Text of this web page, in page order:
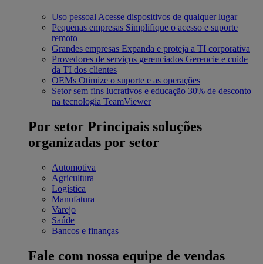
Uso pessoal Acesse dispositivos de qualquer lugar
Pequenas empresas Simplifique o acesso e suporte
remoto
Grandes empresas Expanda e proteja a TI corporativa
Provedores de serviços gerenciados Gerencie e cuide
da TI dos clientes
OEMs Otimize o suporte e as operações
Setor sem fins lucrativos e educação 30% de desconto
na tecnologia TeamViewer
Por setor Principais soluções
organizadas por setor
Automotiva
Agricultura
Logística
Manufatura
Varejo
Saúde
Bancos e finanças
Fale com nossa equipe de vendas